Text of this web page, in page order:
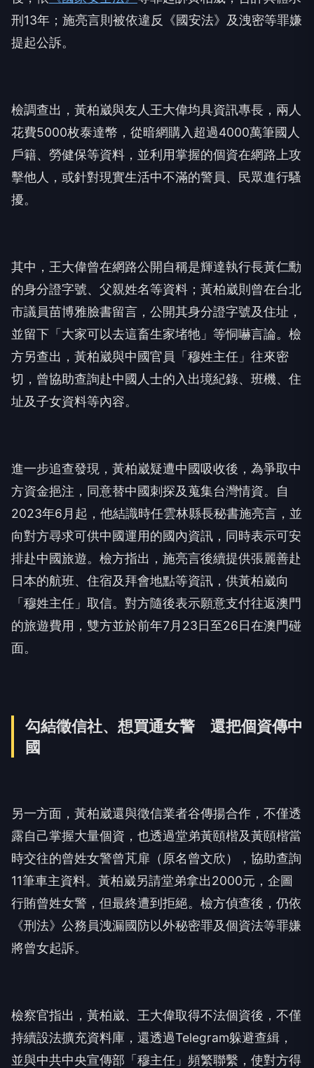
刑13年；施亮言則被依違反《國安法》及洩密等罪嫌
提起公訴。
檢調查出，黃柏崴與友人王大偉均具資訊專長，兩人
花費5000枚泰達幣，從暗網購入超過4000萬筆國人
戶籍、勞健保等資料，並利用掌握的個資在網路上攻
擊他人，或針對現實生活中不滿的警員、民眾進行騷
擾。
其中，王大偉曾在網路公開自稱是輝達執行長黃仁勳
的身分證字號、父親姓名等資料；黃柏崴則曾在台北
市議員苗博雅臉書留言，公開其身分證字號及住址，
並留下「大家可以去這畜生家堵牠」等恫嚇言論。檢
方另查出，黃柏崴與中國官員「穆姓主任」往來密
切，曾協助查詢赴中國人士的入出境紀錄、班機、住
址及子女資料等內容。
進一步追查發現，黃柏崴疑遭中國吸收後，為爭取中
方資金挹注，同意替中國刺探及蒐集台灣情資。自
2023年6月起，他結識時任雲林縣長秘書施亮言，並
向對方尋求可供中國運用的國內資訊，同時表示可安
排赴中國旅遊。檢方指出，施亮言後續提供張麗善赴
日本的航班、住宿及拜會地點等資訊，供黃柏崴向
「穆姓主任」取信。對方隨後表示願意支付往返澳門
的旅遊費用，雙方並於前年7月23日至26日在澳門碰
面。
勾結徵信社、想買通女警 還把個資傳中
國
另一方面，黃柏崴還與徵信業者谷傳揚合作，不僅透
露自己掌握大量個資，也透過堂弟黃頤楷及黃頤楷當
時交往的曾姓女警曾芃扉（原名曾文欣），協助查詢
11筆車主資料。黃柏崴另請堂弟拿出2000元，企圖
行賄曾姓女警，但最終遭到拒絕。檢方偵查後，仍依
《刑法》公務員洩漏國防以外秘密罪及個資法等罪嫌
將曾女起訴。
檢察官指出，黃柏崴、王大偉取得不法個資後，不僅
持續設法擴充資料庫，還透過Telegram躲避查緝，
並與中共中央宣傳部「穆主任」頻繁聯繫，使對方得